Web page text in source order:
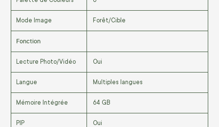
Mode Image Forêt/Cible
Fonction
Lecture Photo/Vidéo Oui
Langue Multiples langues
Mémoire Intégrée 64 GB
PIP Oui